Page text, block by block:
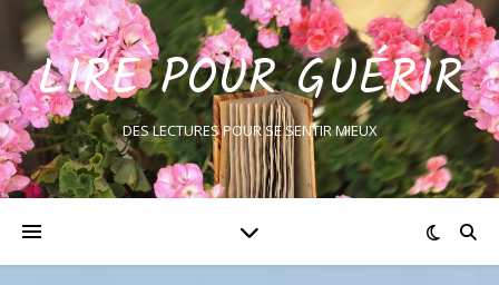
LIRE POUR GUÉRIR
DES LECTURES POUR SE SENTIR MIEUX